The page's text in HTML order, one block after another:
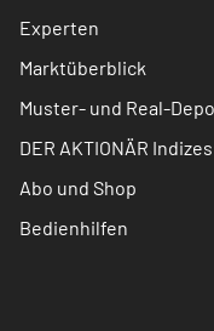
Experten
Marktüberblick
Muster- und Real-
DER AKTIONÄR Indizes
Abo und Shop
Bedienhilfen